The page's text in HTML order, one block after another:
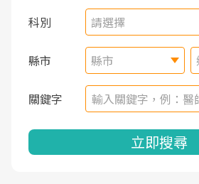
科別 請選擇
縣市 縣市
關鍵字
立即搜尋